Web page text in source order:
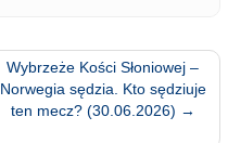
Wybrzeże Kości Słoniowej –
Norwegia sędzia. Kto sędziuje
ten mecz? (30.06.2026) →